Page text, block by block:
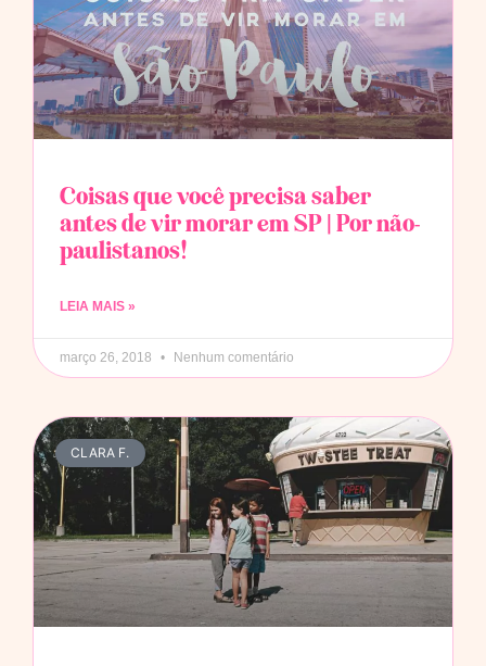
Coisas que você precisa saber
antes de vir morar em SP | Por não-
paulistanos!
LEIA MAIS »
março 26, 2018 Nenhum comentário
CLARA F.